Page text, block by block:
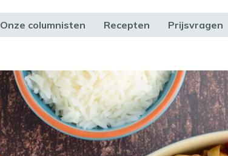
Onze columnisten Recepten Prijsvragen